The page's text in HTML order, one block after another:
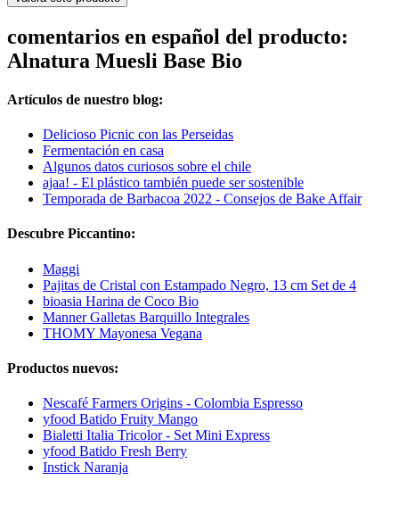
comentarios en español del producto:
Alnatura Muesli Base Bio
Artículos de nuestro blog:
Delicioso Picnic con las Perseidas
Fermentación en casa
Algunos datos curiosos sobre el chile
ajaa! - El plástico también puede ser sostenible
Temporada de Barbacoa 2022 - Consejos de Bake Affair
Descubre Piccantino:
Maggi
Pajitas de Cristal con Estampado Negro, 13 cm Set de 4
bioasia Harina de Coco Bio
Manner Galletas Barquillo Integrales
THOMY Mayonesa Vegana
Productos nuevos:
Nescafé Farmers Origins - Colombia Espresso
yfood Batido Fruity Mango
Bialetti Italia Tricolor - Set Mini Express
yfood Batido Fresh Berry
Instick Naranja